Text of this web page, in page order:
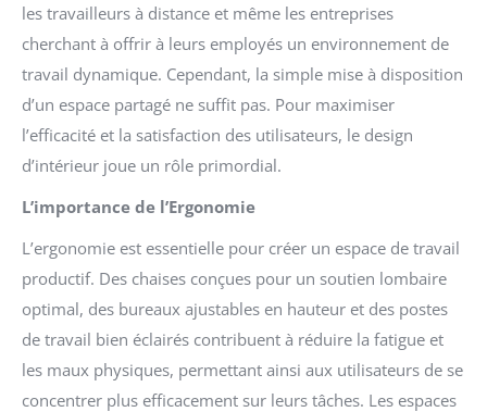
les travailleurs à distance et même les entreprises
cherchant à offrir à leurs employés un environnement de
travail dynamique. Cependant, la simple mise à disposition
d’un espace partagé ne suffit pas. Pour maximiser
l’efficacité et la satisfaction des utilisateurs, le design
d’intérieur joue un rôle primordial.
L’importance de l’Ergonomie
L’ergonomie est essentielle pour créer un espace de travail
productif. Des chaises conçues pour un soutien lombaire
optimal, des bureaux ajustables en hauteur et des postes
de travail bien éclairés contribuent à réduire la fatigue et
les maux physiques, permettant ainsi aux utilisateurs de se
concentrer plus efficacement sur leurs tâches. Les espaces